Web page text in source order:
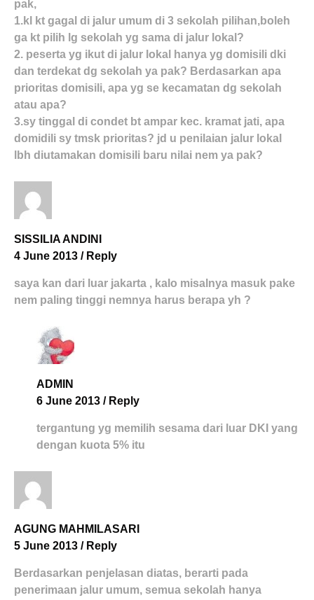
pak,
1.kl kt gagal di jalur umum di 3 sekolah pilihan,boleh
ga kt pilih lg sekolah yg sama di jalur lokal?
2. peserta yg ikut di jalur lokal hanya yg domisili dki
dan terdekat dg sekolah ya pak? Berdasarkan apa
prioritas domisili, apa yg se kecamatan dg sekolah
atau apa?
3.sy tinggal di condet bt ampar kec. kramat jati, apa
domidili sy tmsk prioritas? jd u penilaian jalur lokal
lbh diutamakan domisili baru nilai nem ya pak?
SISSILIA ANDINI
4 June 2013 / Reply
saya kan dari luar jakarta , kalo misalnya masuk pake
nem paling tinggi nemnya harus berapa yh ?
ADMIN
6 June 2013 / Reply
tergantung yg memilih sesama dari luar DKI yang
dengan kuota 5% itu
AGUNG MAHMILASARI
5 June 2013 / Reply
Berdasarkan penjelasan diatas, berarti pada
penerimaan jalur umum, semua sekolah hanya